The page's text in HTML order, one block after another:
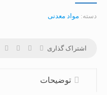
دسته: مواد معدنی
اشتراک گذاری
توضیحات